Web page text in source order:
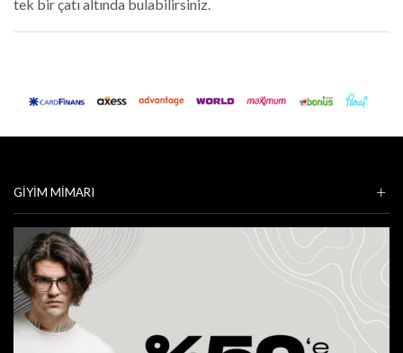
tek bir çatı altında bulabilirsiniz.
GIYIM MIMARI